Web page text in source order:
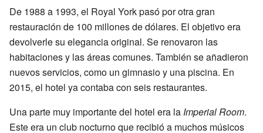
De 1988 a 1993, el Royal York pasó por otra gran
restauración de 100 millones de dólares. El objetivo era
devolverle su elegancia original. Se renovaron las
habitaciones y las áreas comunes. También se añadieron
nuevos servicios, como un gimnasio y una piscina. En
2015, el hotel ya contaba con seis restaurantes.
Una parte muy importante del hotel era la Imperial Room.
Este era un club nocturno que recibió a muchos músicos